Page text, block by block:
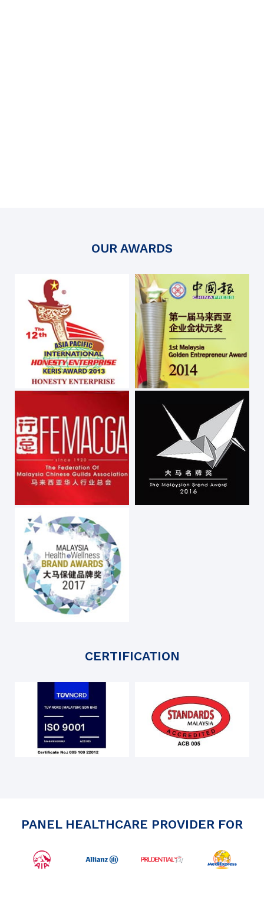
OUR AWARDS
CERTIFICATION
PANEL HEALTHCARE PROVIDER FOR